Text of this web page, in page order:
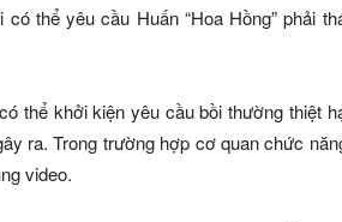
có thể yêu cầu Huấn “Hoa Hồng” phải
thể khởi kiện yêu cầu bồi thường thiệt
ra. Trong trường hợp cơ quan chức
video.